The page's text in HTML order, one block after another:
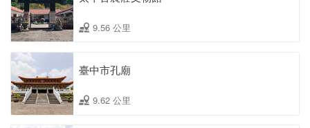
9.56 公里
臺中市孔廟
9.62 公里